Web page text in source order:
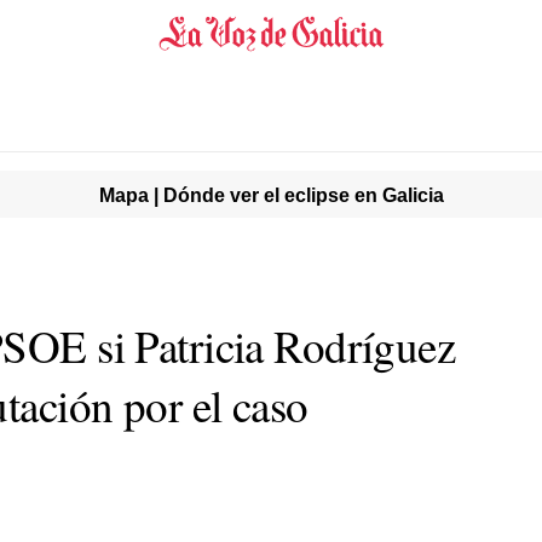
Mapa | Dónde ver el eclipse en Galicia
si Patricia Rodríguez
por el caso